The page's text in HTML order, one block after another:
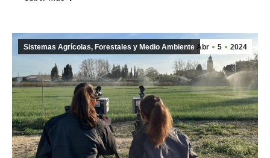
Abr 5 2024
Sistemas Agrícolas, Forestales y Medio Ambiente